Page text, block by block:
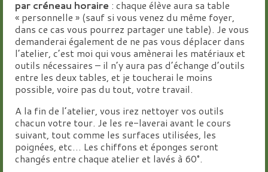
par créneau horaire : chaque élève aura sa table
« personnelle » (sauf si vous venez du même foyer,
dans ce cas vous pourrez partager une table). Je vous
demanderai également de ne pas vous déplacer dans
l’atelier, c’est moi qui vous amènerai les matériaux et
outils nécessaires – il n’y aura pas d’échange d’outils
entre les deux tables, et je toucherai le moins
possible, voire pas du tout, votre travail.
A la fin de l’atelier, vous irez nettoyer vos outils
chacun votre tour. Je les re-laverai avant le cours
suivant, tout comme les surfaces utilisées, les
poignées, etc… Les chiffons et éponges seront
changés entre chaque atelier et lavés à 60°.